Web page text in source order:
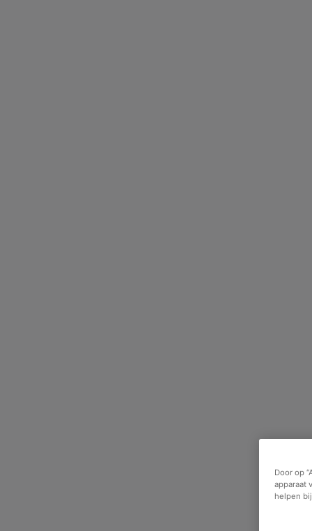
Door op
apparaat
helpen